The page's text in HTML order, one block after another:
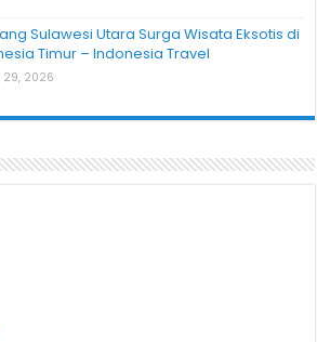
Sulawesi Utara Surga Wisata Eksotis di
Timur – Indonesia Travel
29, 2026